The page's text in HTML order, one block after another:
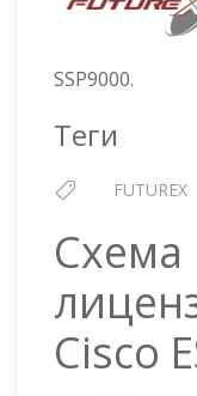
SSP9000.
Теги
FUTUREX
Схема
Cisco